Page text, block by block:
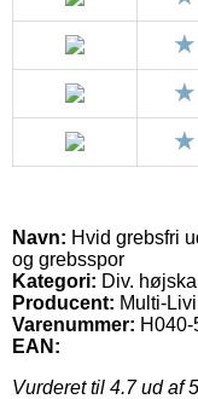
Navn: Hvid grebsfri
og grebsspor
Kategori: Div.
Producent: Multi-
Varenummer:
EAN:
Vurderet til 4.7ud af